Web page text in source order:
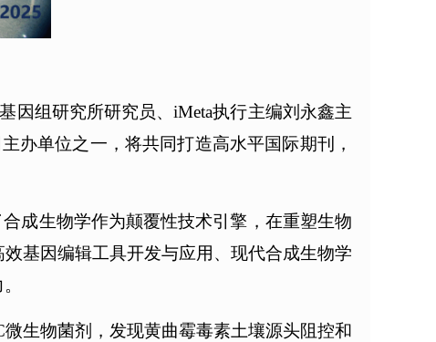
因组研究所研究员、iMeta执行主编刘永鑫主
办单位之一，将共同打造高水平国际期刊，
成生物学作为颠覆性技术引擎，在重塑生物
基因编辑工具开发与应用、现代合成生物学
生物菌剂，发现黄曲霉毒素土壤源头阻控和